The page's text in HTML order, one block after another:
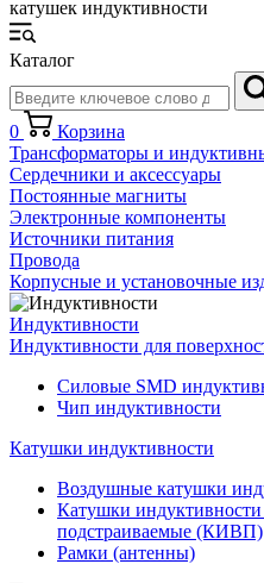
катушек индуктивности
Каталог
0
Корзина
Трансформаторы и
Сердечники и аксессуары
Постоянные магниты
Электронные компоненты
Источники питания
Провода
Корпусные и установочные
Индуктивности
Индуктивности для
Силовые SMD
Чип индуктивности
Катушки индуктивности
Воздушные катушки
Катушки
подстраиваемые (КИВП)
Рамки (антенны)